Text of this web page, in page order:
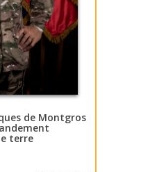
de Montgros
terre